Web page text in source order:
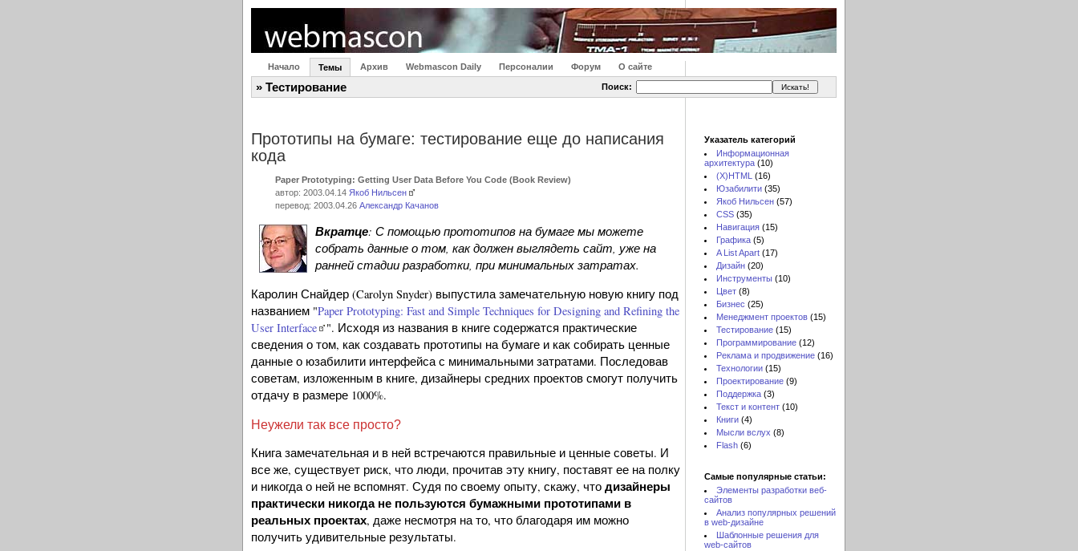
Начало Темы Архив Webmascon Daily Персоналии Форум О сайте
» Тестирование Поиск:
Прототипы на бумаге: тестирование еще до написания
кода
Paper Prototyping: Getting User Data Before You Code (Book Review)
автор: 2003.04.14 Якоб Нильсен
перевод: 2003.04.26 Александр Качанов
Вкратце: С помощью прототипов на бумаге мы можете
собрать данные о том, как должен выглядеть сайт, уже на
ранней стадии разработки, при минимальных затратах.
Каролин Снайдер (Carolyn Snyder) выпустила замечательную новую книгу под
названием "Paper Prototyping: Fast and Simple Techniques for Designing and Refining the
User Interface
". Исходя из названия в книге содержатся практические
сведения о том, как создавать прототипы на бумаге и как собирать ценные
данные о юзабилити интерфейса с минимальными затратами. Последовав
советам, изложенным в книге, дизайнеры средних проектов смогут получить
отдачу в размере 1000%.
Неужели так все просто?
Книга замечательная и в ней встречаются правильные и ценные советы. И
все же, существует риск, что люди, прочитав эту книгу, поставят ее на полку
и никогда о ней не вспомнят. Судя по своему опыту, скажу, что дизайнеры
практически никогда не пользуются бумажными прототипами в
реальных проектах, даже несмотря на то, что благодаря им можно
получить удивительные результаты.
Указатель категорий
Информационная
архитектура (10)
(X)HTML
(16)
Юзабилити (35)
Якоб Нильсен (57)
CSS (35)
Навигация (15)
Графика (5)
A List Apart (17)
Дизайн (20)
Инструменты (10)
Цвет (8)
Бизнес (25)
Менеджмент проектов (15)
Тестирование (15)
Программирование (12)
Реклама и продвижение (16)
Технологии (15)
Проектирование (9)
Поддержка (3)
Текст и контент (10)
Книги (4)
Мысли вслух (8)
Flash (6)
Самые популярные статьи:
Элементы разработки веб-
сайтов
Анализ популярных решений
в web-дизайне
Шаблонные решения для
web-сайтов